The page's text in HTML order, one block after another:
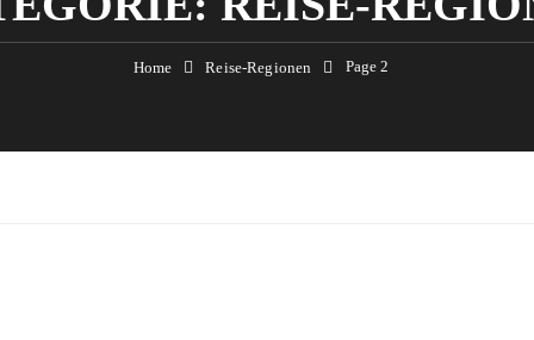
Home Reise-Regionen Page 2